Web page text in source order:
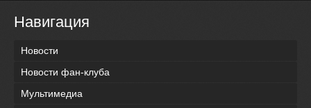
Навигация
Новости
Новости фан-клуба
Мультимедиа